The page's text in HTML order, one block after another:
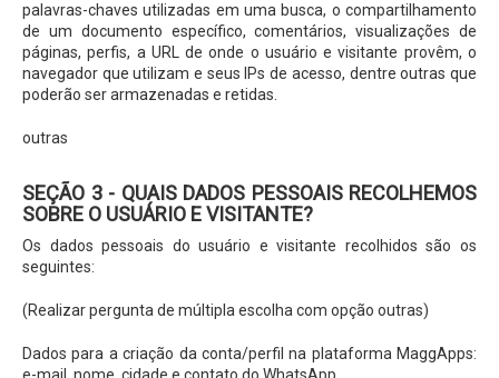
palavras-chaves utilizadas em uma busca, o compartilhamento
de um documento específico, comentários, visualizações de
páginas, perfis, a URL de onde o usuário e visitante provêm, o
navegador que utilizam e seus IPs de acesso, dentre outras que
poderão ser armazenadas e retidas.
outras
SEÇÃO 3 - QUAIS DADOS PESSOAIS RECOLHEMOS
SOBRE O USUÁRIO E VISITANTE?
Os dados pessoais do usuário e visitante recolhidos são os
seguintes:
(Realizar pergunta de múltipla escolha com opção outras)
Dados para a criação da conta/perfil na plataforma MaggApps: